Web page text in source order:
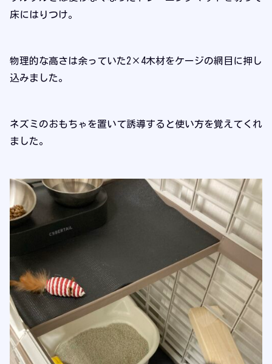
床にはりつけ。
物理的な高さは余っていた2×4木材をケージの網目に押し
込みました。
ネズミのおもちゃを置いて誘導すると使い方を覚えてくれ
ました。